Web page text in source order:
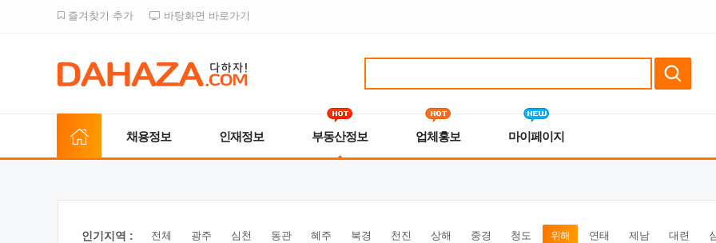
즐겨찾기 추가 바탕화면 바로가기
채용정보 인재정보 부동산정보 업체홍보 마이페이지
인기지역 : 전체 광주 심천 동관 혜주 북경 천진 상해 중경 청도 위해 연태 제남 대련